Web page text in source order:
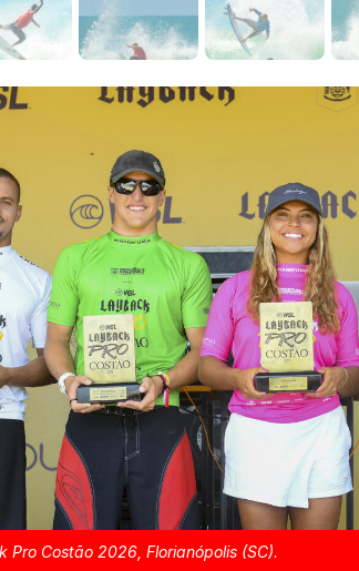
Pro Costão 2026, Florianópolis (SC).